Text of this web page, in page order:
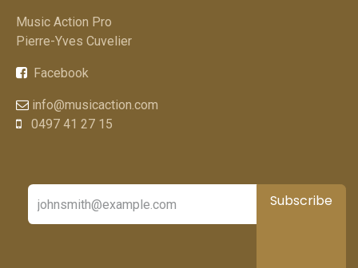
Subscribe
Music Action Pro​
Pierre-Yves Cuvelier
Facebook
info@musicaction.com
0497 41 27 15